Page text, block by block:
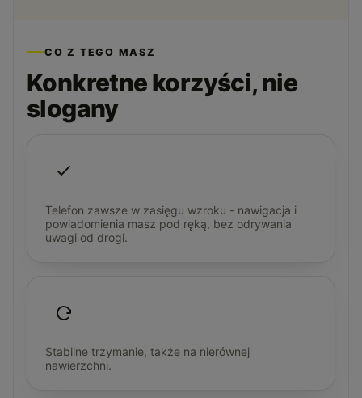
CO Z TEGO MASZ
Konkretne korzyści, nie
slogany
Telefon zawsze w zasięgu wzroku - nawigacja i
powiadomienia masz pod ręką, bez odrywania
uwagi od drogi.
Stabilne trzymanie, także na nierównej
nawierzchni.